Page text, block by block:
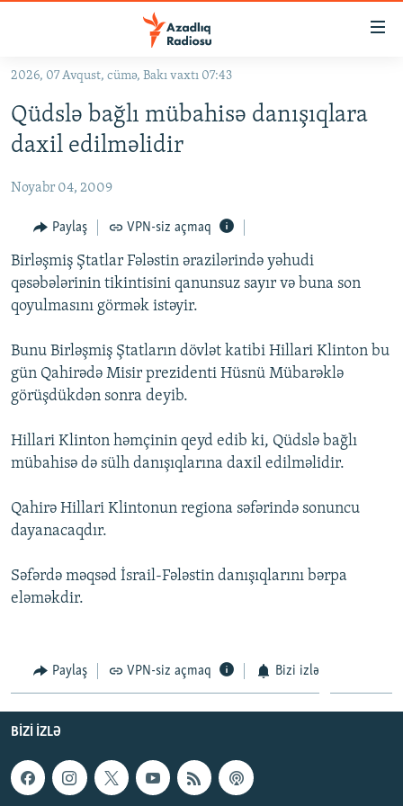
Əsas
qayıt
Əsas
qayıt
#İZAHLA
#ƏSLINDƏ
FƏRQƏ BAX
QANUNI DOĞRU
ARAŞDIRMA
VIDEO
FOTOQALEREYA
KARIKATURA
RADIO ARXIV
OXU ZALI
İSLAM VƏ DEMOKRATIYA
HAQQIMIZDA
PEŞƏ ETIKASI VƏ JURNALISTIKA STANDARTLARIMIZ
AZADLIQRADIOSU MOBIL TELEFONUNUZDA
XƏBƏR BÜLLETENLƏRIMIZ
BIZI IZLƏ
RFE/RL-in bütün saytları
2026, 07 Avqust, cümə, Bakı vaxtı 07:43
Qüdslə bağlı mübahisə danışıqlara
daxil edilməlidir
Noyabr 04, 2009
Paylaş VPN-siz açmaq
Birləşmiş Ştatlar Fələstin ərazilərində yəhudi
qəsəbələrinin tikintisini qanunsuz sayır və buna son
qoyulmasını görmək istəyir.
Bunu Birləşmiş Ştatların dövlət katibi Hillari Klinton bu
gün Qahirədə Misir prezidenti Hüsnü Mübarəklə
görüşdükdən sonra deyib.
Hillari Klinton həmçinin qeyd edib ki, Qüdslə bağlı
mübahisə də sülh danışıqlarına daxil edilməlidir.
Qahirə Hillari Klintonun regiona səfərində sonuncu
dayanacaqdır.
Səfərdə məqsəd İsrail-Fələstin danışıqlarını bərpa
eləməkdir.
Paylaş VPN-siz açmaq Bizi izlə
BIZI IZLƏ